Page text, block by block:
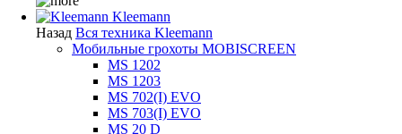
Kleemann
Назад Вся техника Kleemann
Мобильные грохоты MOBISCREEN
MS 1202
MS 1203
MS 702(I) EVO
MS 703(I) EVO
MS 20 D